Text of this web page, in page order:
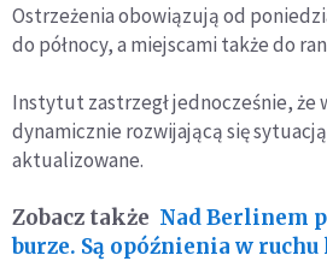
Ostrzeżenia obowiązują od
do północy, a miejscami także do
Instytut zastrzegł jednocześnie, że
dynamicznie rozwijającą się
aktualizowane.
Zobacz także Nad Berlinem
burze. Są opóźnienia w